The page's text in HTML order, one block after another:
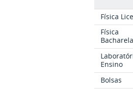
Física
Física
Ensino
Bolsas